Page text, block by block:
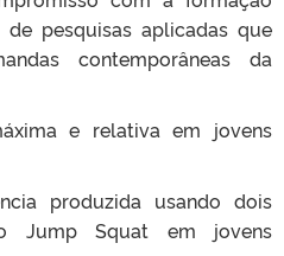
pesquisas aplicadas que
contemporâneas da
e relativa em jovens
produzida usando dois
Jump Squat em jovens